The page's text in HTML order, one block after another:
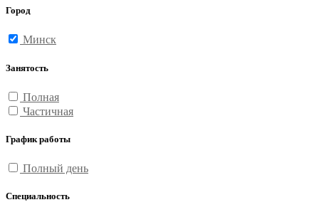
Город
Минск
Занятость
Полная
Частичная
График работы
Полный день
Специальность